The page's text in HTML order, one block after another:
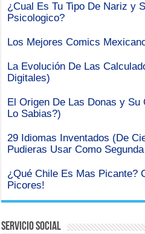
¿Cual Es Tu Tipo De Nariz y
Psicologico?
Los Mejores Comics
La Evolución De Las
Digitales)
El Origen De Las Donas y
Lo Sabias?)
29 Idiomas Inventados (De
Pudieras Usar Como
¿Qué Chile Es Mas Picante?
Picores!
Servicio Social